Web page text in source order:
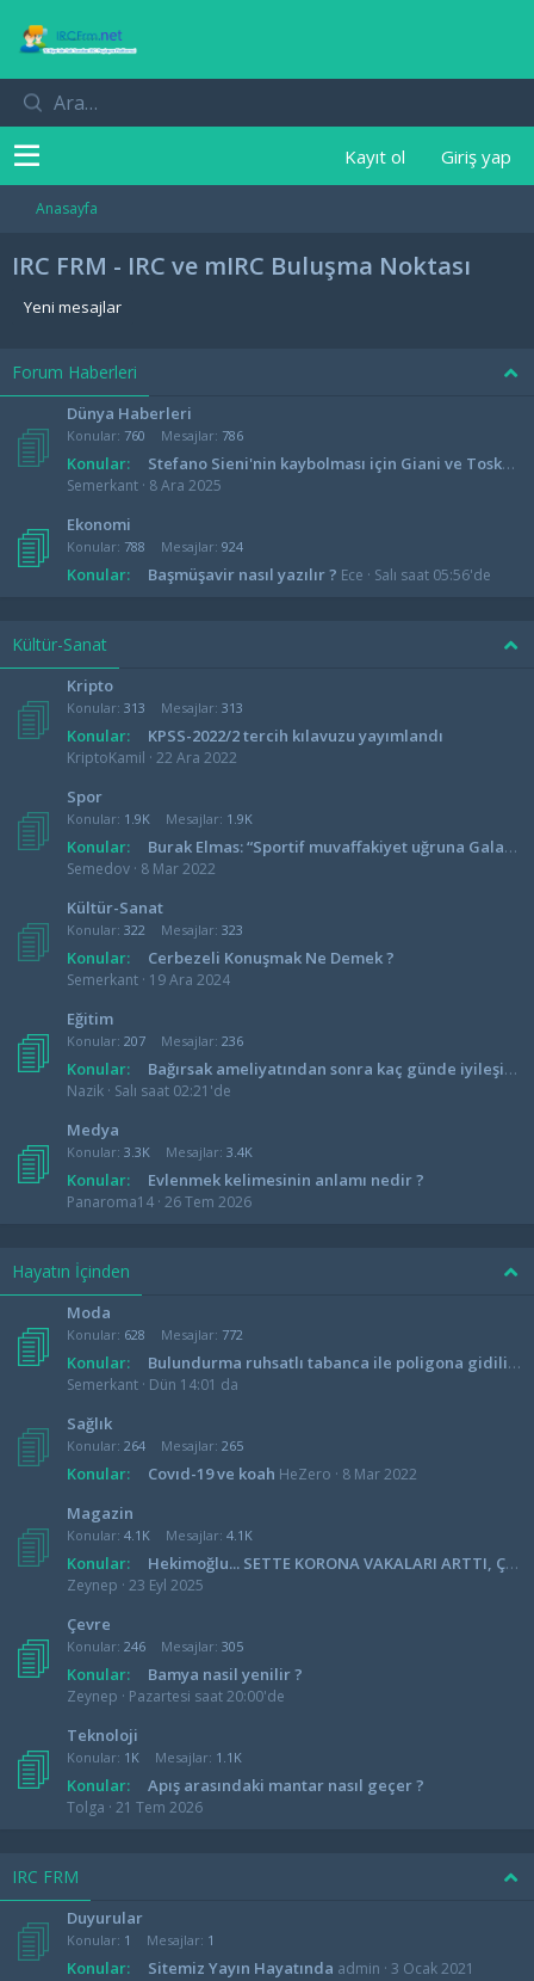
Kayıt ol Giriş yap
Anasayfa
IRC FRM - IRC ve mIRC Buluşma Noktası
Yeni mesajlar
Forum Haberleri
Dünya Haberleri
Konular 760 Mesajlar 786
Konular: Stefano Sieni'nin kaybolması için Giani ve Toskana bölgesinin başsağlığı
Semerkant 8 Ara 2025
Ekonomi
Konular 788 Mesajlar 924
Konular: Başmüşavir nasıl yazılır ? Ece Salı saat 05:56'de
Kültür-Sanat
Kripto
Konular 313 Mesajlar 313
Konular: KPSS-2022/2 tercih kılavuzu yayımlandı
KriptoKamil 22 Ara 2022
Spor
Konular 1.9K Mesajlar 1.9K
Konular: Burak Elmas: “Sportif muvaffakiyet uğruna Galatasaray’ı mali darboğaza ittiler”
Semedov 8 Mar 2022
Kültür-Sanat
Konular 322 Mesajlar 323
Konular: Cerbezeli Konuşmak Ne Demek ?
Semerkant 19 Ara 2024
Eğitim
Konular 207 Mesajlar 236
Konular: Bağırsak ameliyatından sonra kaç günde iyileşir ?
Nazik Salı saat 02:21'de
Medya
Konular 3.3K Mesajlar 3.4K
Konular: Evlenmek kelimesinin anlamı nedir ?
Panaroma14 26 Tem 2026
Hayatın İçinden
Moda
Konular 628 Mesajlar 772
Konular: Bulundurma ruhsatlı tabanca ile poligona gidilir mi ?
Semerkant Dün 14:01 da
Sağlık
Konular 264 Mesajlar 265
Konular: Covıd-19 ve koah HeZero 8 Mar 2022
Magazin
Konular 4.1K Mesajlar 4.1K
Konular: Hekimoğlu... SETTE KORONA VAKALARI ARTTI, ÇEKİMLERE ARA VERİLDİ!
Zeynep 23 Eyl 2025
Çevre
Konular 246 Mesajlar 305
Konular: Bamya nasil yenilir ?
Zeynep Pazartesi saat 20:00'de
Teknoloji
Konular 1K Mesajlar 1.1K
Konular: Apış arasındaki mantar nasıl geçer ?
Tolga 21 Tem 2026
IRC FRM
Duyurular
Konular 1 Mesajlar 1
Konular: Sitemiz Yayın Hayatında admin 3 Ocak 2021